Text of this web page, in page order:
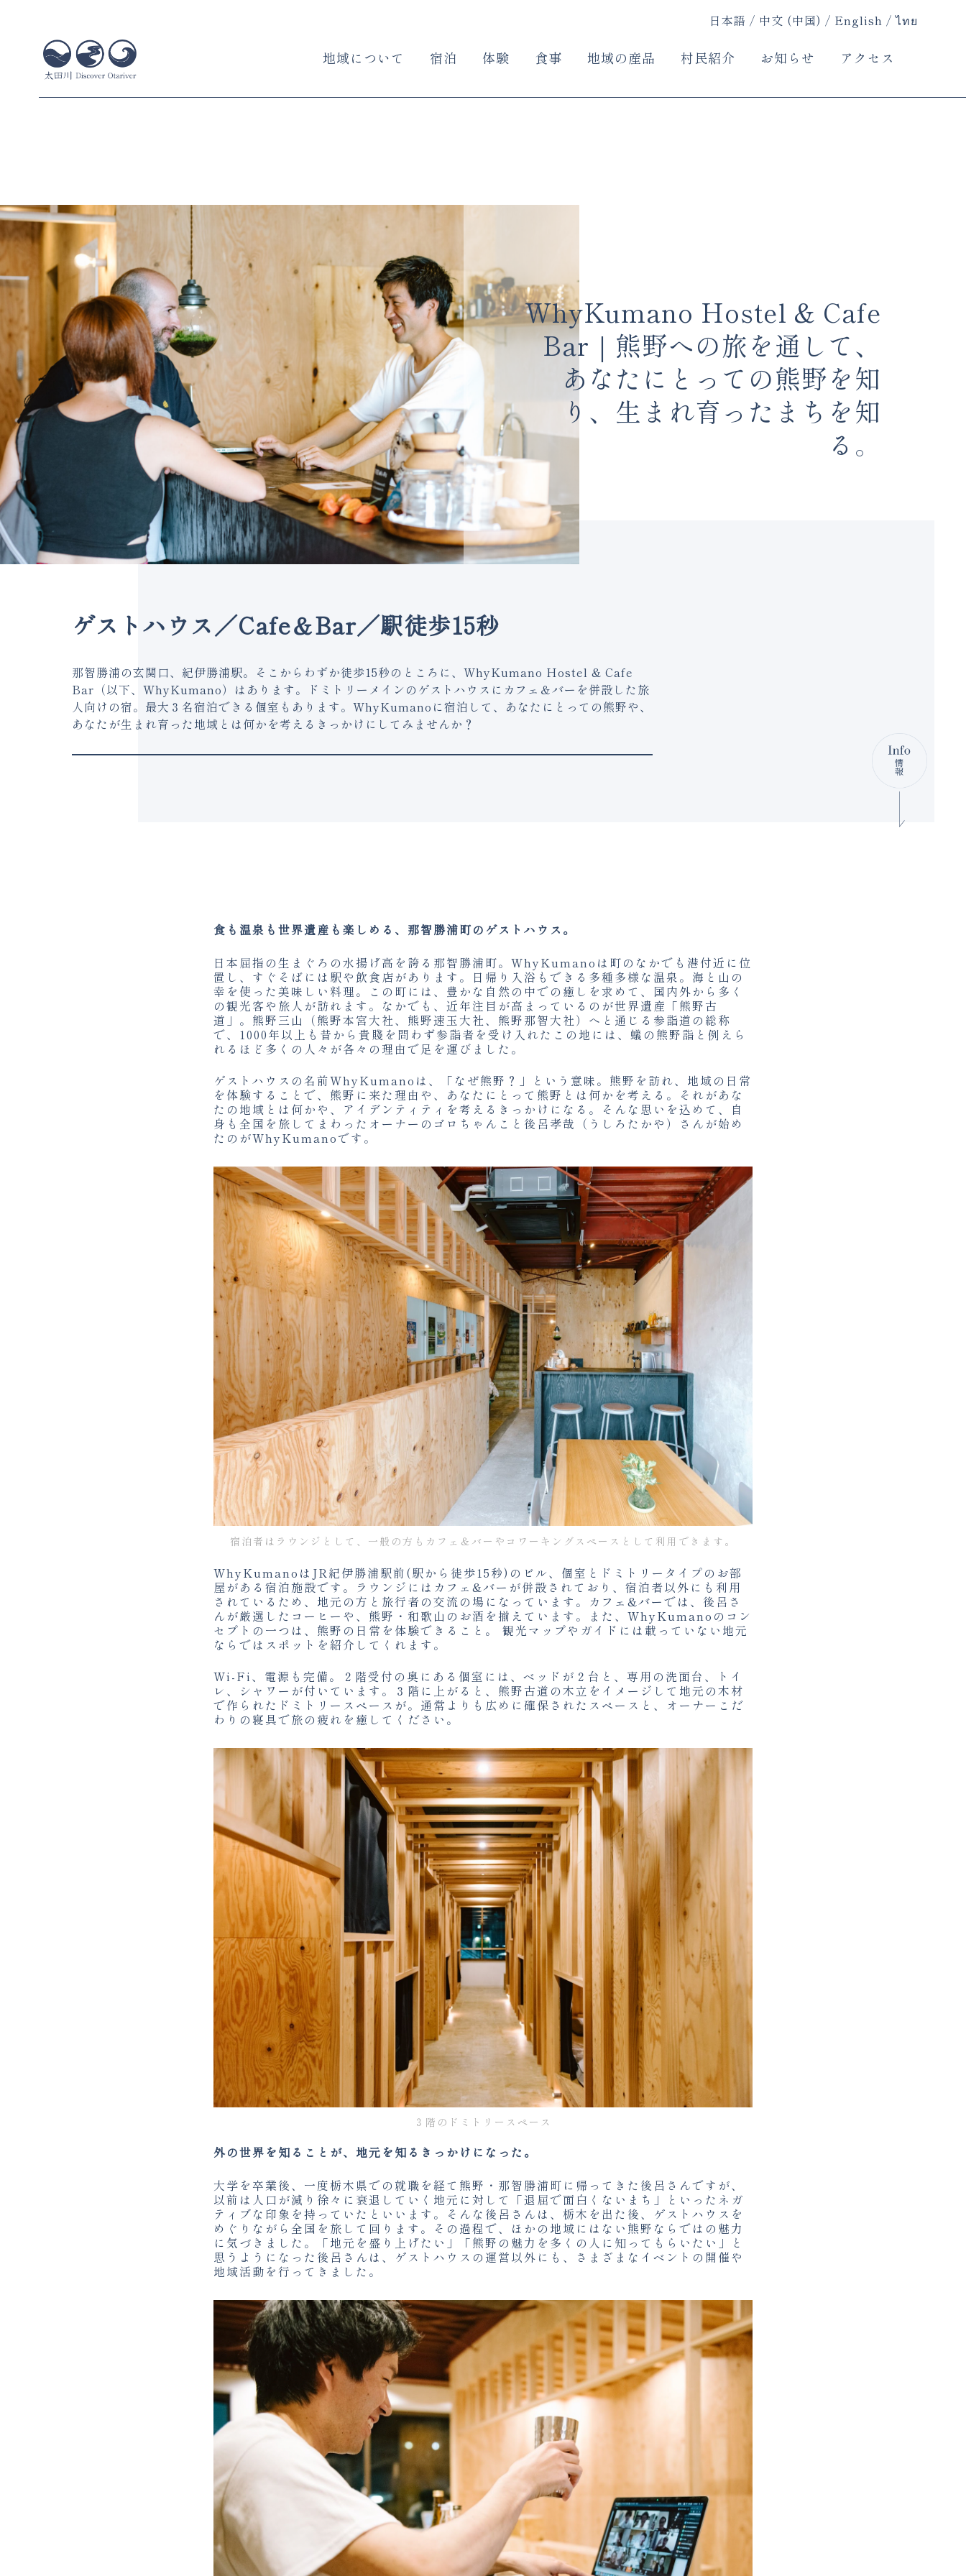
日本語 中文 (中国) English ไทย
地域について 宿泊 体験 食事 地域の産品 村民紹介 お知らせ アクセス
WhyKumano Hostel & Cafe
Bar｜熊野への旅を通して、
あなたにとっての熊野を知
り、生まれ育ったまちを知
る。
ゲストハウス／Cafe＆Bar／駅徒歩15秒
那智勝浦の玄関口、紀伊勝浦駅。そこからわずか徒歩15秒のところに、WhyKumano Hostel & Cafe
Bar（以下、WhyKumano）はあります。ドミトリーメインのゲストハウスにカフェ＆バーを併設した旅
人向けの宿。最大３名宿泊できる個室もあります。WhyKumanoに宿泊して、あなたにとっての熊野や、
あなたが生まれ育った地域とは何かを考えるきっかけにしてみませんか？
食も温泉も世界遺産も楽しめる、那智勝浦町のゲストハウス。
日本屈指の生まぐろの水揚げ高を誇る那智勝浦町。WhyKumanoは町のなかでも港付近に位
置し、すぐそばには駅や飲食店があります。日帰り入浴もできる多種多様な温泉。海と山の
幸を使った美味しい料理。この町には、豊かな自然の中での癒しを求めて、国内外から多く
の観光客や旅人が訪れます。なかでも、近年注目が高まっているのが世界遺産「熊野古
道」。熊野三山（熊野本宮大社、熊野速玉大社、熊野那智大社）へと通じる参詣道の総称
で、1000年以上も昔から貴賤を問わず参詣者を受け入れたこの地には、蟻の熊野詣と例えら
れるほど多くの人々が各々の理由で足を運びました。
ゲストハウスの名前WhyKumanoは、「なぜ熊野？」という意味。熊野を訪れ、地域の日常
を体験することで、熊野に来た理由や、あなたにとって熊野とは何かを考える。それがあな
たの地域とは何かや、アイデンティティを考えるきっかけになる。そんな思いを込めて、自
身も全国を旅してまわったオーナーのゴロちゃんこと後呂孝哉（うしろたかや）さんが始め
たのがWhyKumanoです。
宿泊者はラウンジとして、一般の方もカフェ＆バーやコワーキングスペースとして利用できます。
WhyKumanoはJR紀伊勝浦駅前(駅から徒歩15秒)のビル、個室とドミトリータイプのお部
屋がある宿泊施設です。ラウンジにはカフェ&バーが併設されており、宿泊者以外にも利用
されているため、地元の方と旅行者の交流の場になっています。カフェ&バーでは、後呂さ
んが厳選したコーヒーや、熊野・和歌山のお酒を揃えています。また、WhyKumanoのコン
セプトの一つは、熊野の日常を体験できること。 観光マップやガイドには載っていない地元
ならではスポットを紹介してくれます。
Wi-Fi、電源も完備。２階受付の奥にある個室には、ベッドが２台と、専用の洗面台、トイ
レ、シャワーが付いています。３階に上がると、熊野古道の木立をイメージして地元の木材
で作られたドミトリースペースが。通常よりも広めに確保されたスペースと、オーナーこだ
わりの寝具で旅の疲れを癒してください。
３階のドミトリースペース
外の世界を知ることが、地元を知るきっかけになった。
大学を卒業後、一度栃木県での就職を経て熊野・那智勝浦町に帰ってきた後呂さんですが、
以前は人口が減り徐々に衰退していく地元に対して「退屈で面白くないまち」といったネガ
ティブな印象を持っていたといいます。そんな後呂さんは、栃木を出た後、ゲストハウスを
めぐりながら全国を旅して回ります。その過程で、ほかの地域にはない熊野ならではの魅力
に気づきました。「地元を盛り上げたい」「熊野の魅力を多くの人に知ってもらいたい」と
思うようになった後呂さんは、ゲストハウスの運営以外にも、さまざまなイベントの開催や
地域活動を行ってきました。